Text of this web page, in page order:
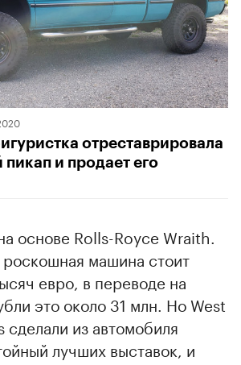
отреставрировала
пикап и продает его
основе Rolls-Royce Wraith.
роскошная машина стоит
евро, в переводе на
это около 31 млн. Но West
из автомобиля
лучших выставок, и